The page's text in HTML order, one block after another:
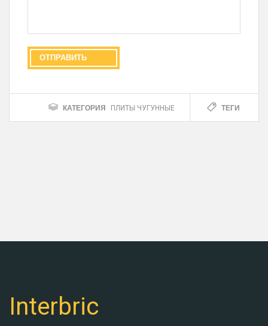
КАТЕГОРИЯ ПЛИТЫ ЧУГУННЫЕ ТЕГИ
Interbric